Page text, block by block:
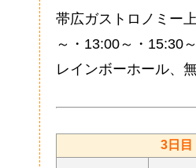
帯広ガストロノミー
～・13:00～・15:30
レインボーホール、無
3日目